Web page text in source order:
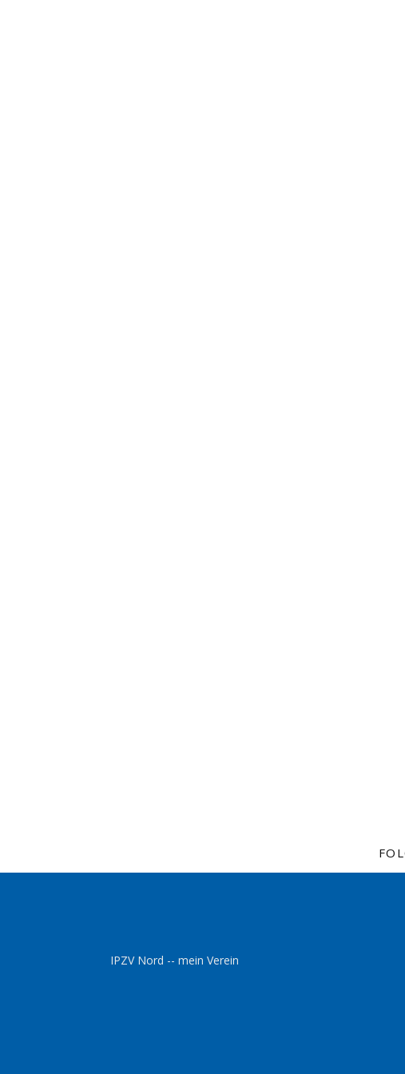
IPZV Nord -- mein Verein